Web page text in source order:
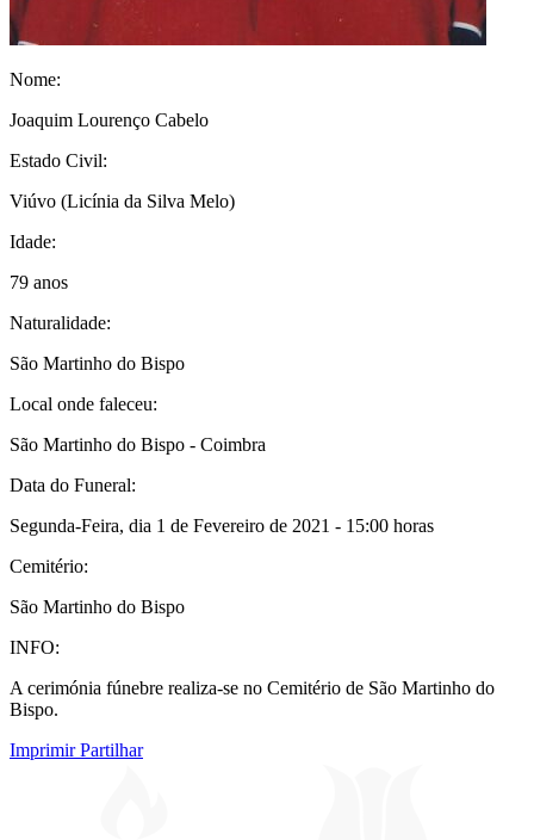
Nome:
Joaquim Lourenço Cabelo
Estado Civil:
Viúvo (Licínia da Silva Melo)
Idade:
79 anos
Naturalidade:
São Martinho do Bispo
Local onde faleceu:
São Martinho do Bispo - Coimbra
Data do Funeral:
Segunda-Feira, dia 1 de Fevereiro de 2021 - 15:00 horas
Cemitério:
São Martinho do Bispo
INFO:
A cerimónia fúnebre realiza-se no Cemitério de São Martinho do
Bispo.
Imprimir Partilhar